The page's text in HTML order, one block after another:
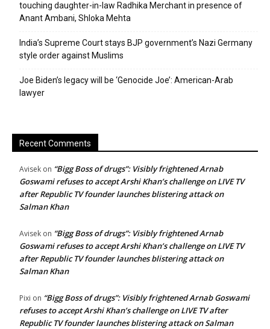
touching daughter-in-law Radhika Merchant in presence of
Anant Ambani, Shloka Mehta
India’s Supreme Court stays BJP government’s Nazi Germany
style order against Muslims
Joe Biden’s legacy will be ‘Genocide Joe’: American-Arab
lawyer
Recent Comments
Avisek on “Bigg Boss of drugs”: Visibly frightened Arnab
Goswami refuses to accept Arshi Khan’s challenge on LIVE TV
after Republic TV founder launches blistering attack on
Salman Khan
Avisek on “Bigg Boss of drugs”: Visibly frightened Arnab
Goswami refuses to accept Arshi Khan’s challenge on LIVE TV
after Republic TV founder launches blistering attack on
Salman Khan
Pixi on “Bigg Boss of drugs”: Visibly frightened Arnab Goswami
refuses to accept Arshi Khan’s challenge on LIVE TV after
Republic TV founder launches blistering attack on Salman